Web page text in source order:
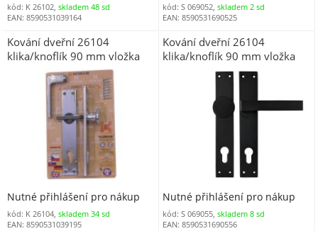
kód: K 26102, skladem 48 sd
EAN: 8590531039164
kód: S 069052,skladem 2 sd
EAN: 8590531690525
Kování dveřní 26104
klika/knoflík 90 mm vložka
hliník blistr (069005)
Nutné přihlášení pro nákup
kód: K 26104, skladem 34 sd
EAN: 8590531039195
Kování dveřní 26104
klika/knoflík 90 mm vložka
hliník černá mat blistr ESO
Nutné přihlášení pro nákup
kód: S 069055,skladem 8 sd
EAN: 8590531690556